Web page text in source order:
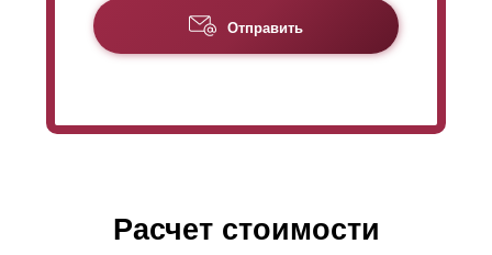
Отправить
Расчет стоимости